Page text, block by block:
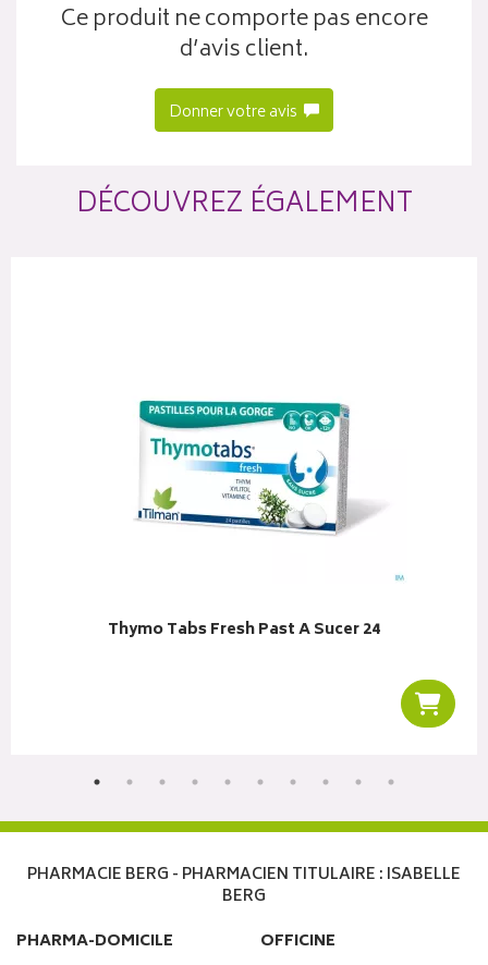
Ce produit ne comporte pas encore
d’avis client.
Donner votre avis
DÉCOUVREZ ÉGALEMENT
Thymo Tabs Fresh Past A Sucer 24
PHARMACIE BERG - PHARMACIEN TITULAIRE : ISABELLE
BERG
PHARMA-DOMICILE
OFFICINE